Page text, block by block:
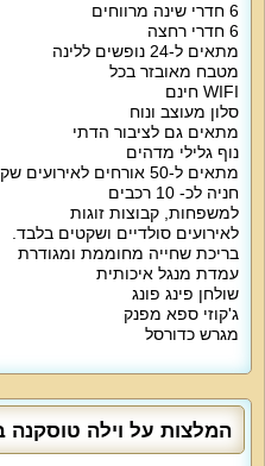
6 חדרי שינה מרווחים
6 חדרי רחצה
מתאים ל-24 נופשים ללינה
מטבח מאובזר בכל
WIFI חינם
סלון מעוצב ונוח
מתאים גם לציבור הדתי
נוף גלילי מדהים
מתאים ל-50 אורחים לאירועים שקטים בלבד
חניה לכ- 10 רכבים
למשפחות, קבוצות זוגות
לאירועים סולדיים ושקטים בלבד.
בריכת שחייה מחוממת ומגודרת
עמדת מנגל איכותית
שולחן פינג פונג
ג'קוזי ספא מפנק
מגרש כדורסל
חצר נופש פרטית ממתינה לכם עם בריכה
ישיבה נוחות, ג'קוזי זרמים מפנק, פינת
החצר בלעדית לאורחי הווילה.
אורחי המתחם נהנים מאינטרנט אלחוטי
של ארוחות עשירות/טיפולי ספא בתיאום
מיוחד לילדים:
הווילה מארחת ילדים בכל הגילאים.
לילדים או לול לתינוק.
מיוחד לדתיים:
בית כנסת במרחק הליכה, פלטת שבת
למי זה מתאים?
וילה טוסקנה מתאימה למשפחות, זוגות
קהל דתי, אירועים עסקיים, אירועים
שבת חתן. האירוח ללא ציוד הגברה מכל
המלצות על וילה